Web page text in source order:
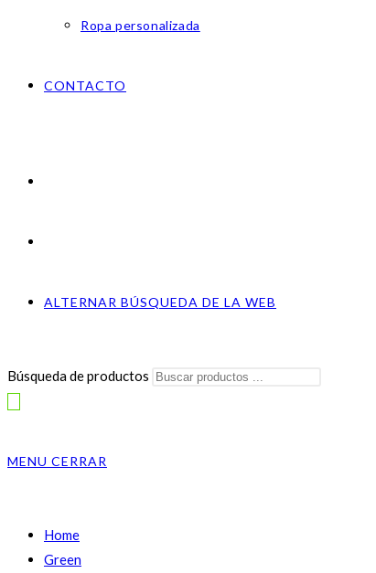
Ropa personalizada
CONTACTO
ALTERNAR BÚSQUEDA DE LA WEB
Búsqueda de productos
MENU CERRAR
Home
Green